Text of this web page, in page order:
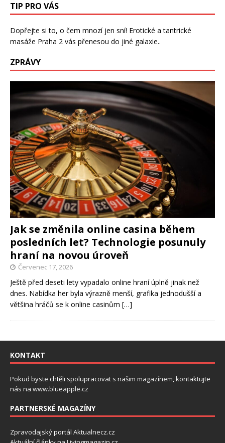
TIP PRO VÁS
Dopřejte si to, o čem mnozí jen sní! Erotické a tantrické
masáže Praha 2 vás přenesou do jiné galaxie..
ZPRÁVY
Jak se změnila online casina během
posledních let? Technologie posunuly
hraní na novou úroveň
Červenec 17, 2026
Ještě před deseti lety vypadalo online hraní úplně jinak než
dnes. Nabídka her byla výrazně menší, grafika jednodušší a
většina hráčů se k online casinům […]
KONTAKT
Pokud byste chtěli spolupracovat s našim magazínem, kontaktujte
nás na www.blueapple.cz
PARTNERSKÉ MAGAZÍNY
Zpravodajský portál Aktualnecz.cz